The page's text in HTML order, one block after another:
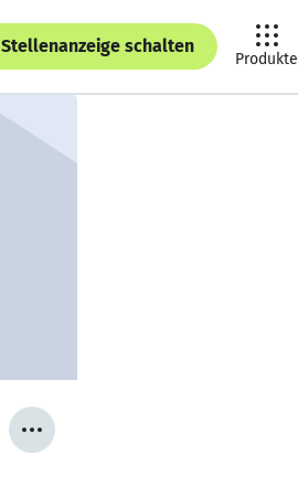
Stellenanzeige schalten
Produkte